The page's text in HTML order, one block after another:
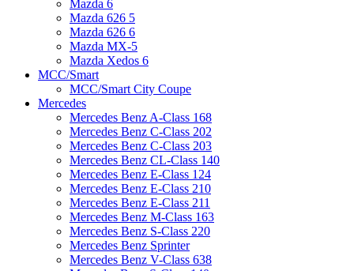
Mazda 6
Mazda 626 5
Mazda 626 6
Mazda MX-5
Mazda Xedos 6
MCC/Smart
MCC/Smart City Coupe
Mercedes
Mercedes Benz A-Class 168
Mercedes Benz C-Class 202
Mercedes Benz C-Class 203
Mercedes Benz CL-Class 140
Mercedes Benz E-Class 124
Mercedes Benz E-Class 210
Mercedes Benz E-Class 211
Mercedes Benz M-Class 163
Mercedes Benz S-Class 220
Mercedes Benz Sprinter
Mercedes Benz V-Class 638